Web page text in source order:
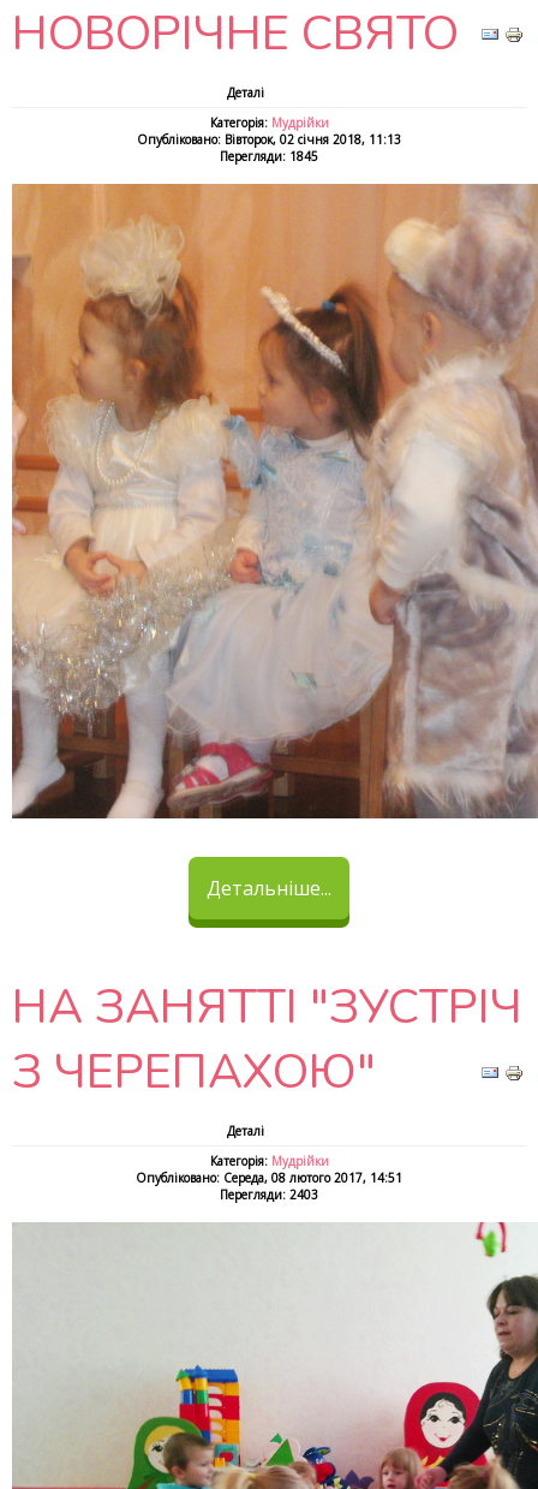
НОВОРІЧНЕ СВЯТО
Деталі
Категорія: Мудрійки
Опубліковано: Вівторок, 02 січня 2018, 11:13
Перегляди: 1845
Детальніше...
НА ЗАНЯТТІ "ЗУСТРІЧ
З ЧЕРЕПАХОЮ"
Деталі
Категорія: Мудрійки
Опубліковано: Середа, 08 лютого 2017, 14:51
Перегляди: 2403